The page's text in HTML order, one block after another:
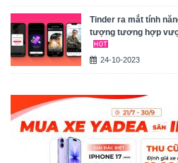
Tinder ra mắt tính
tượng tương hợp
24-10-2023